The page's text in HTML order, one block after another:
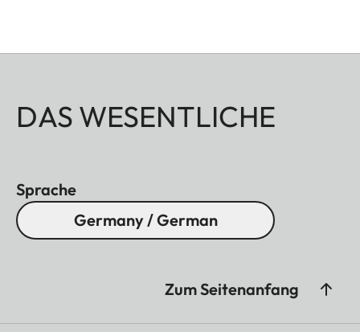
DAS WESENTLICHE
Sprache
Germany / German
Zum Seitenanfang